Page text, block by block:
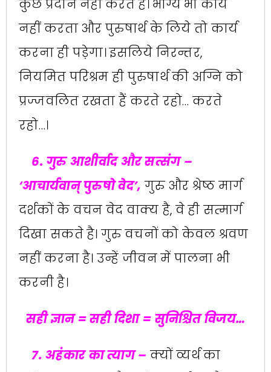
कुछ प्रदान नहीं करते है। भाग्य भी कार्य
नहीं करता और पुरुषार्थ के लिये तो कार्य
करना ही पड़ेगा। इसलिये निरन्तर,
नियमित परिश्रम ही पुरुषार्थ की अग्नि को
प्रज्जवलित रखता हैं करते रहो… करते
रहो…।
6. गुरु आशीर्वाद और सत्संग –
‌‘आचार्यवान्‌‍ पुरुषो वेद‌’, गुरु और श्रेष्ठ मार्ग
दर्शकों के वचन वेद वाक्य है, वे ही सत्मार्ग
दिखा सकते है। गुरु वचनों को केवल श्रवण
नहीं करना है। उन्हें जीवन में पालना भी
करनी है।
सही ज्ञान = सही दिशा = सुनिश्चित विजय…
7. अहंकार का त्याग – क्यों व्यर्थ का